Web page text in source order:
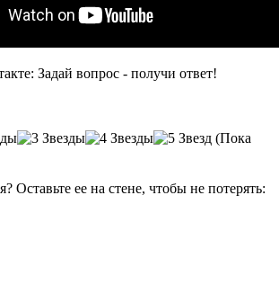
Задай вопрос - получи ответ!
(Пока
Оставьте ее на стене, чтобы не потерять: